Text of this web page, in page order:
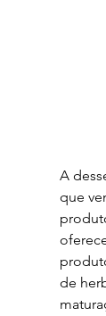
A
que
de